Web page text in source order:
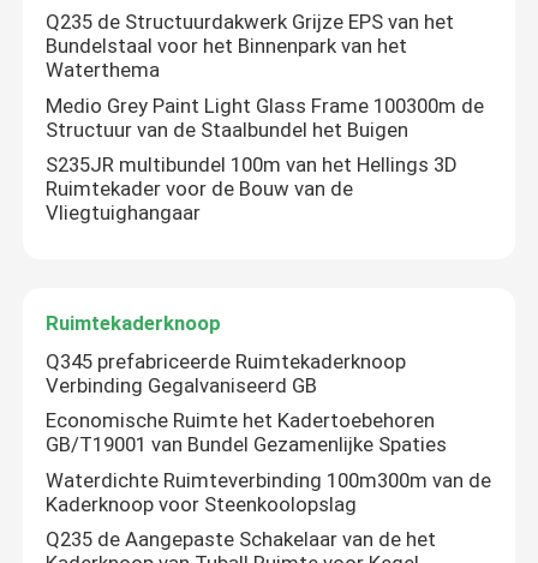
Q235 de Structuurdakwerk Grijze EPS van het
Bundelstaal voor het Binnenpark van het
Waterthema
Medio Grey Paint Light Glass Frame 100300m de
Structuur van de Staalbundel het Buigen
S235JR multibundel 100m van het Hellings 3D
Ruimtekader voor de Bouw van de
Vliegtuighangaar
Ruimtekaderknoop
Q345 prefabriceerde Ruimtekaderknoop
Verbinding Gegalvaniseerd GB
Economische Ruimte het Kadertoebehoren
GB/T19001 van Bundel Gezamenlijke Spaties
Waterdichte Ruimteverbinding 100m300m van de
Kaderknoop voor Steenkoolopslag
Q235 de Aangepaste Schakelaar van de het